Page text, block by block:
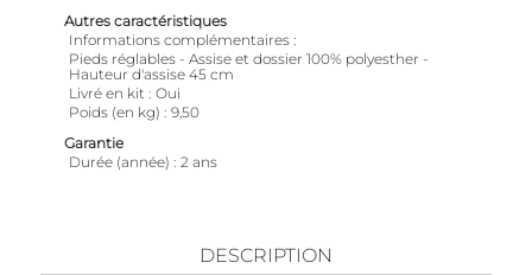
Autres caractéristiques
Informations complémentaires
Pieds réglables - Assise et dossier 100% polyesther -
Hauteur d'assise 45 cm
Livré en kit
Oui
Poids (en kg)
9,50
Garantie
Durée (année)
2 ans
DESCRIPTION